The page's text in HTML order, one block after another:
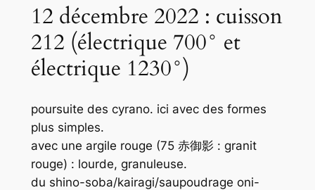
12 décembre 2022 : cuisson
212 (électrique 700° et
électrique 1230°)
poursuite des cyrano. ici avec des formes
plus simples.
avec une argile rouge (75 赤御影 : granit
rouge) : lourde, granuleuse.
du shino-soba/kairagi/saupoudrage oni-